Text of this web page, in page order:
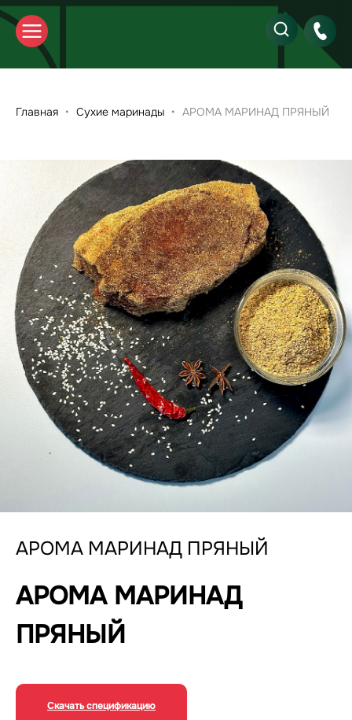
Главная Сухие маринады АРОМА МАРИНАД ПРЯНЫЙ
АРОМА МАРИНАД ПРЯНЫЙ
АРОМА МАРИНАД
ПРЯНЫЙ
Скачать спецификацию